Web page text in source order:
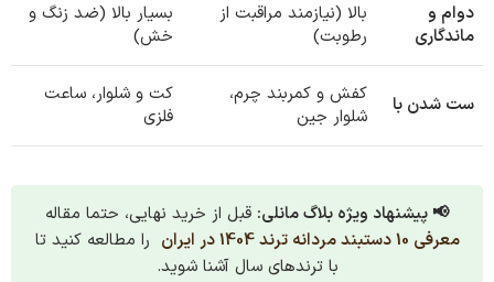
دوام و
ماندگاری
بالا (نیازمند مراقبت از
رطوبت)
بسیار بالا (ضد زنگ و
خش)
ست شدن با
کفش و کمربند چرم،
شلوار جین
کت و شلوار، ساعت
فلزی
📢 پیشنهاد ویژه بلاگ مانلی: قبل از خرید نهایی، حتما مقاله
معرفی 10 دستبند مردانه ترند 1404 در ایران
را مطالعه کنید تا
با ترندهای سال آشنا شوید.